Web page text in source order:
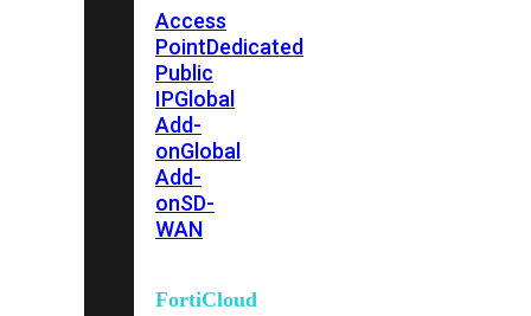
Access
PointDedicated
Public
IPGlobal
Add-
onGlobal
Add-
onSD-
WAN
FortiCloud